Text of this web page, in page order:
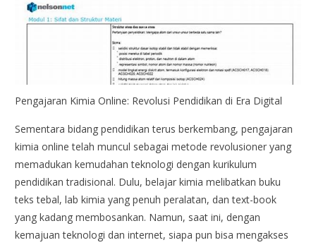
Pengajaran Kimia Online: Revolusi Pendidikan di Era Digital
Sementara bidang pendidikan terus berkembang, pengajaran
kimia online telah muncul sebagai metode revolusioner yang
memadukan kemudahan teknologi dengan kurikulum
pendidikan tradisional. Dulu, belajar kimia melibatkan buku
teks tebal, lab kimia yang penuh peralatan, dan text-book
yang kadang membosankan. Namun, saat ini, dengan
kemajuan teknologi dan internet, siapa pun bisa mengakses